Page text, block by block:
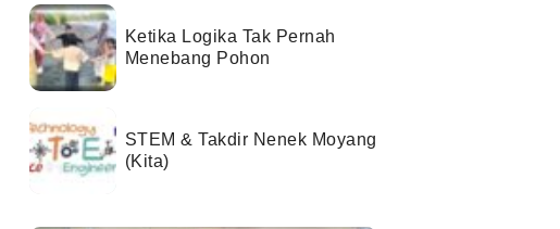
Ketika Logika Tak Pernah
Menebang Pohon
STEM & Takdir Nenek Moyang
(Kita)